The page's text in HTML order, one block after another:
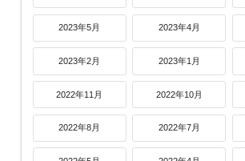
2023年5月 2023年4月
2023年2月 2023年1月
2022年11月 2022年10月
2022年8月 2022年7月